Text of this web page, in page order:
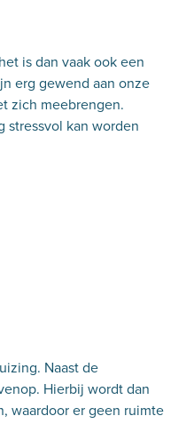
is dan vaak ook een
erg gewend aan onze
zich meebrengen.
stressvol kan worden
Naast de
Hierbij wordt dan
waardoor er geen ruimte